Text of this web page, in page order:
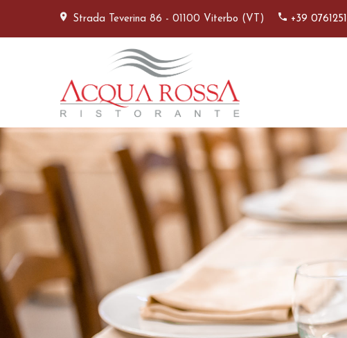
Strada Teverina 86 - 01100 Viterbo (VT) +39